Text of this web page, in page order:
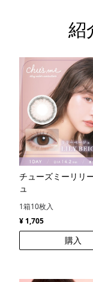
紹
チューズミーリリ
ュ
1箱10枚入
¥ 1,705
購入